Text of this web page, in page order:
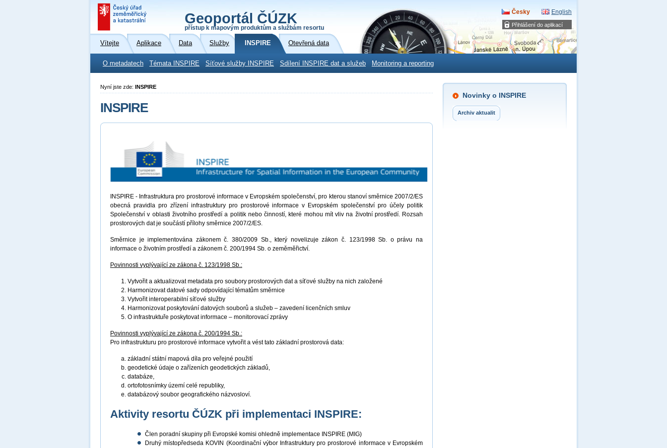
Přihlášení do aplikací
Geoportál ČÚZK
přístup k mapovým produktům a službám resortu
Česky English
Vítejte Aplikace Data Služby INSPIRE Otevřená data
O metadatech Témata INSPIRE Síťové služby INSPIRE Sdílení INSPIRE dat a služeb Monitoring a reporting
Novinky o INSPIRE
Archiv aktualit
Nyní jste zde: INSPIRE
INSPIRE
INSPIRE - Infrastruktura pro prostorové informace v Evropském společenství, pro kterou stanoví směrnice 2007/2/ES
obecná pravidla pro zřízení infrastruktury pro prostorové informace v Evropském společenství pro účely politik
Společenství v oblasti životního prostředí a politik nebo činností, které mohou mít vliv na životní prostředí. Rozsah
prostorových dat je součástí přílohy směrnice 2007/2/ES.
Směrnice je implementována zákonem č. 380/2009 Sb., který novelizuje zákon č. 123/1998 Sb. o právu na
informace o životním prostředí a zákonem č. 200/1994 Sb. o zeměměřictví.
Povinnosti vyplývající ze zákona č. 123/1998 Sb.:
Vytvořit a aktualizovat metadata pro soubory prostorových dat a síťové služby na nich založené
Harmonizovat datové sady odpovídající tématům směrnice
Vytvořit interoperabilní síťové služby
Harmonizovat poskytování datových souborů a služeb – zavedení licenčních smluv
O infrastruktuře poskytovat informace – monitorovací zprávy
Povinnosti vyplývající ze zákona č. 200/1994 Sb.:
Pro infrastrukturu pro prostorové informace vytvořit a vést tato základní prostorová data:
základní státní mapová díla pro veřejné použití
geodetické údaje o zařízeních geodetických základů,
databáze,
ortofotosnímky území celé republiky,
databázový soubor geografického názvosloví.
Aktivity resortu ČÚZK při implementaci INSPIRE:
Člen poradní skupiny při Evropské komisi ohledně implementace INSPIRE (MIG)
Druhý místopředseda KOVIN (Koordinační výbor Infrastruktury pro prostorové informace v Evropském